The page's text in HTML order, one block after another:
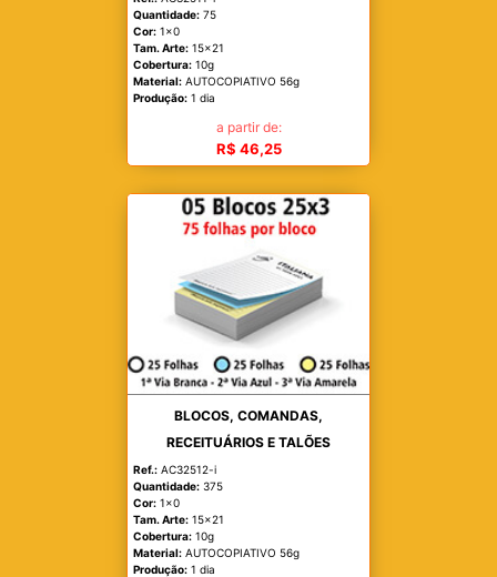
Quantidade: 75
Cor: 1x0
Tam. Arte: 15x21
Cobertura: 10g
Material: AUTOCOPIATIVO 56g
Produção: 1 dia
a partir de:
R$ 46,25
BLOCOS, COMANDAS,
RECEITUÁRIOS E TALÕES
Ref.: AC32512-i
Quantidade: 375
Cor: 1x0
Tam. Arte: 15x21
Cobertura: 10g
Material: AUTOCOPIATIVO 56g
Produção: 1 dia